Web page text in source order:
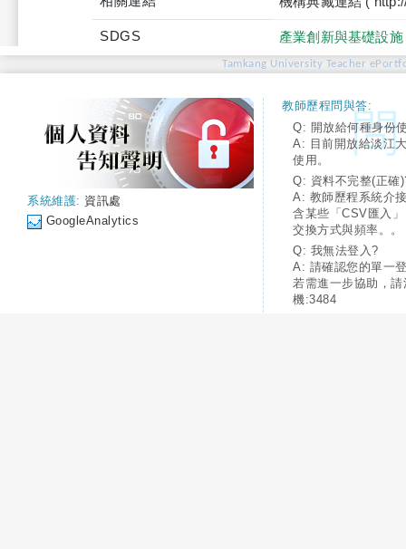
SDGS 產業創新與基礎設施
Tamkang University Teacher
系統維護: 資訊處
GoogleAnalytics
教師歷程問與答:
Q: 開放給何種身份
A: 目前開放給淡江
使用。
Q: 資料不完整(正確
A: 教師歷程系統介
含某些「CSV匯入
交換方式與頻率。。
Q: 我無法登入?
A: 請確認您的單一
若需進一步協助，
機:3484